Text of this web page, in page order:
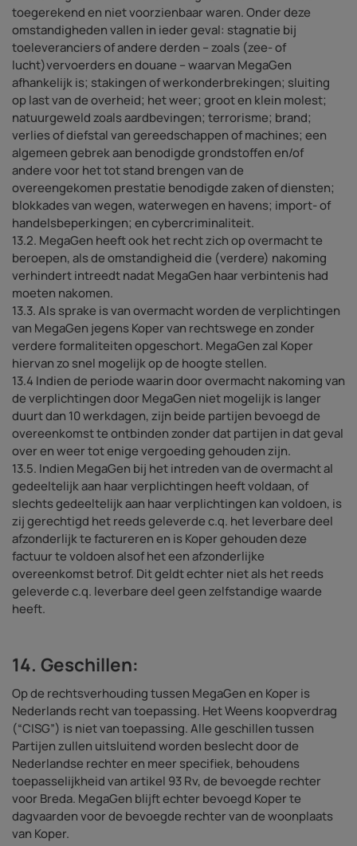
toegerekend en niet voorzienbaar waren. Onder deze
omstandigheden vallen in ieder geval: stagnatie bij
toeleveranciers of andere derden – zoals (zee- of
lucht)vervoerders en douane – waarvan MegaGen
afhankelijk is; stakingen of werkonderbrekingen; sluiting
op last van de overheid; het weer; groot en klein molest;
natuurgeweld zoals aardbevingen; terrorisme; brand;
verlies of diefstal van gereedschappen of machines; een
algemeen gebrek aan benodigde grondstoffen en/of
andere voor het tot stand brengen van de
overeengekomen prestatie benodigde zaken of diensten;
blokkades van wegen, waterwegen en havens; import- of
handelsbeperkingen; en cybercriminaliteit.
13.2. MegaGen heeft ook het recht zich op overmacht te
beroepen, als de omstandigheid die (verdere) nakoming
verhindert intreedt nadat MegaGen haar verbintenis had
moeten nakomen.
13.3. Als sprake is van overmacht worden de verplichtingen
van MegaGen jegens Koper van rechtswege en zonder
verdere formaliteiten opgeschort. MegaGen zal Koper
hiervan zo snel mogelijk op de hoogte stellen.
13.4 Indien de periode waarin door overmacht nakoming van
de verplichtingen door MegaGen niet mogelijk is langer
duurt dan 10 werkdagen, zijn beide partijen bevoegd de
overeenkomst te ontbinden zonder dat partijen in dat geval
over en weer tot enige vergoeding gehouden zijn.
13.5. Indien MegaGen bij het intreden van de overmacht al
gedeeltelijk aan haar verplichtingen heeft voldaan, of
slechts gedeeltelijk aan haar verplichtingen kan voldoen, is
zij gerechtigd het reeds geleverde c.q. het leverbare deel
afzonderlijk te factureren en is Koper gehouden deze
factuur te voldoen alsof het een afzonderlijke
overeenkomst betrof. Dit geldt echter niet als het reeds
geleverde c.q. leverbare deel geen zelfstandige waarde
heeft.
14. Geschillen:
Op de rechtsverhouding tussen MegaGen en Koper is
Nederlands recht van toepassing. Het Weens koopverdrag
(“CISG”) is niet van toepassing. Alle geschillen tussen
Partijen zullen uitsluitend worden beslecht door de
Nederlandse rechter en meer specifiek, behoudens
toepasselijkheid van artikel 93 Rv, de bevoegde rechter
voor Breda. MegaGen blijft echter bevoegd Koper te
dagvaarden voor de bevoegde rechter van de woonplaats
van Koper.